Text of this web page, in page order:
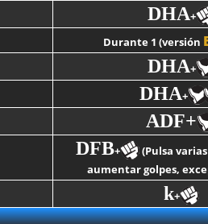
DHA+
Durante 1 (versión
DHA+
DHA+
ADF+
DFB+ (Pulsa
aumentar golpes,
k+